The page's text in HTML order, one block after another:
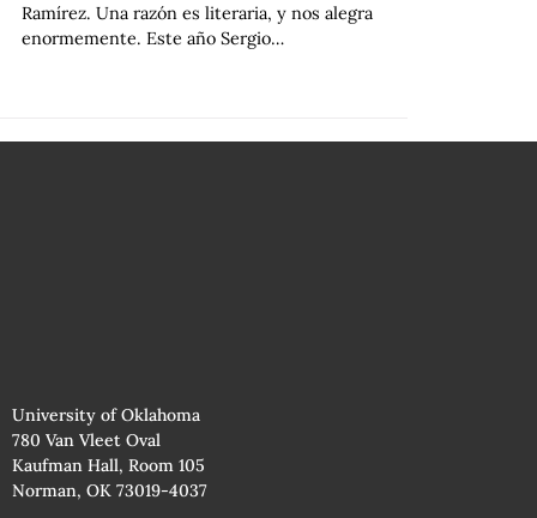
Ramírez. Una razón es literaria, y nos alegra
enormemente. Este año Sergio…
University of Oklahoma
780 Van Vleet Oval
Kaufman Hall, Room 105
Norman, OK 73019-4037